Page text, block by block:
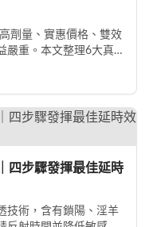
劑量、實惠價格、雙效
嚴重。本文整理6大真
四步驟發揮最佳延時
技術，含有鎖陽、淫羊